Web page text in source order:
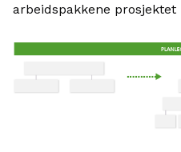
arbeidspakkene prosjektet